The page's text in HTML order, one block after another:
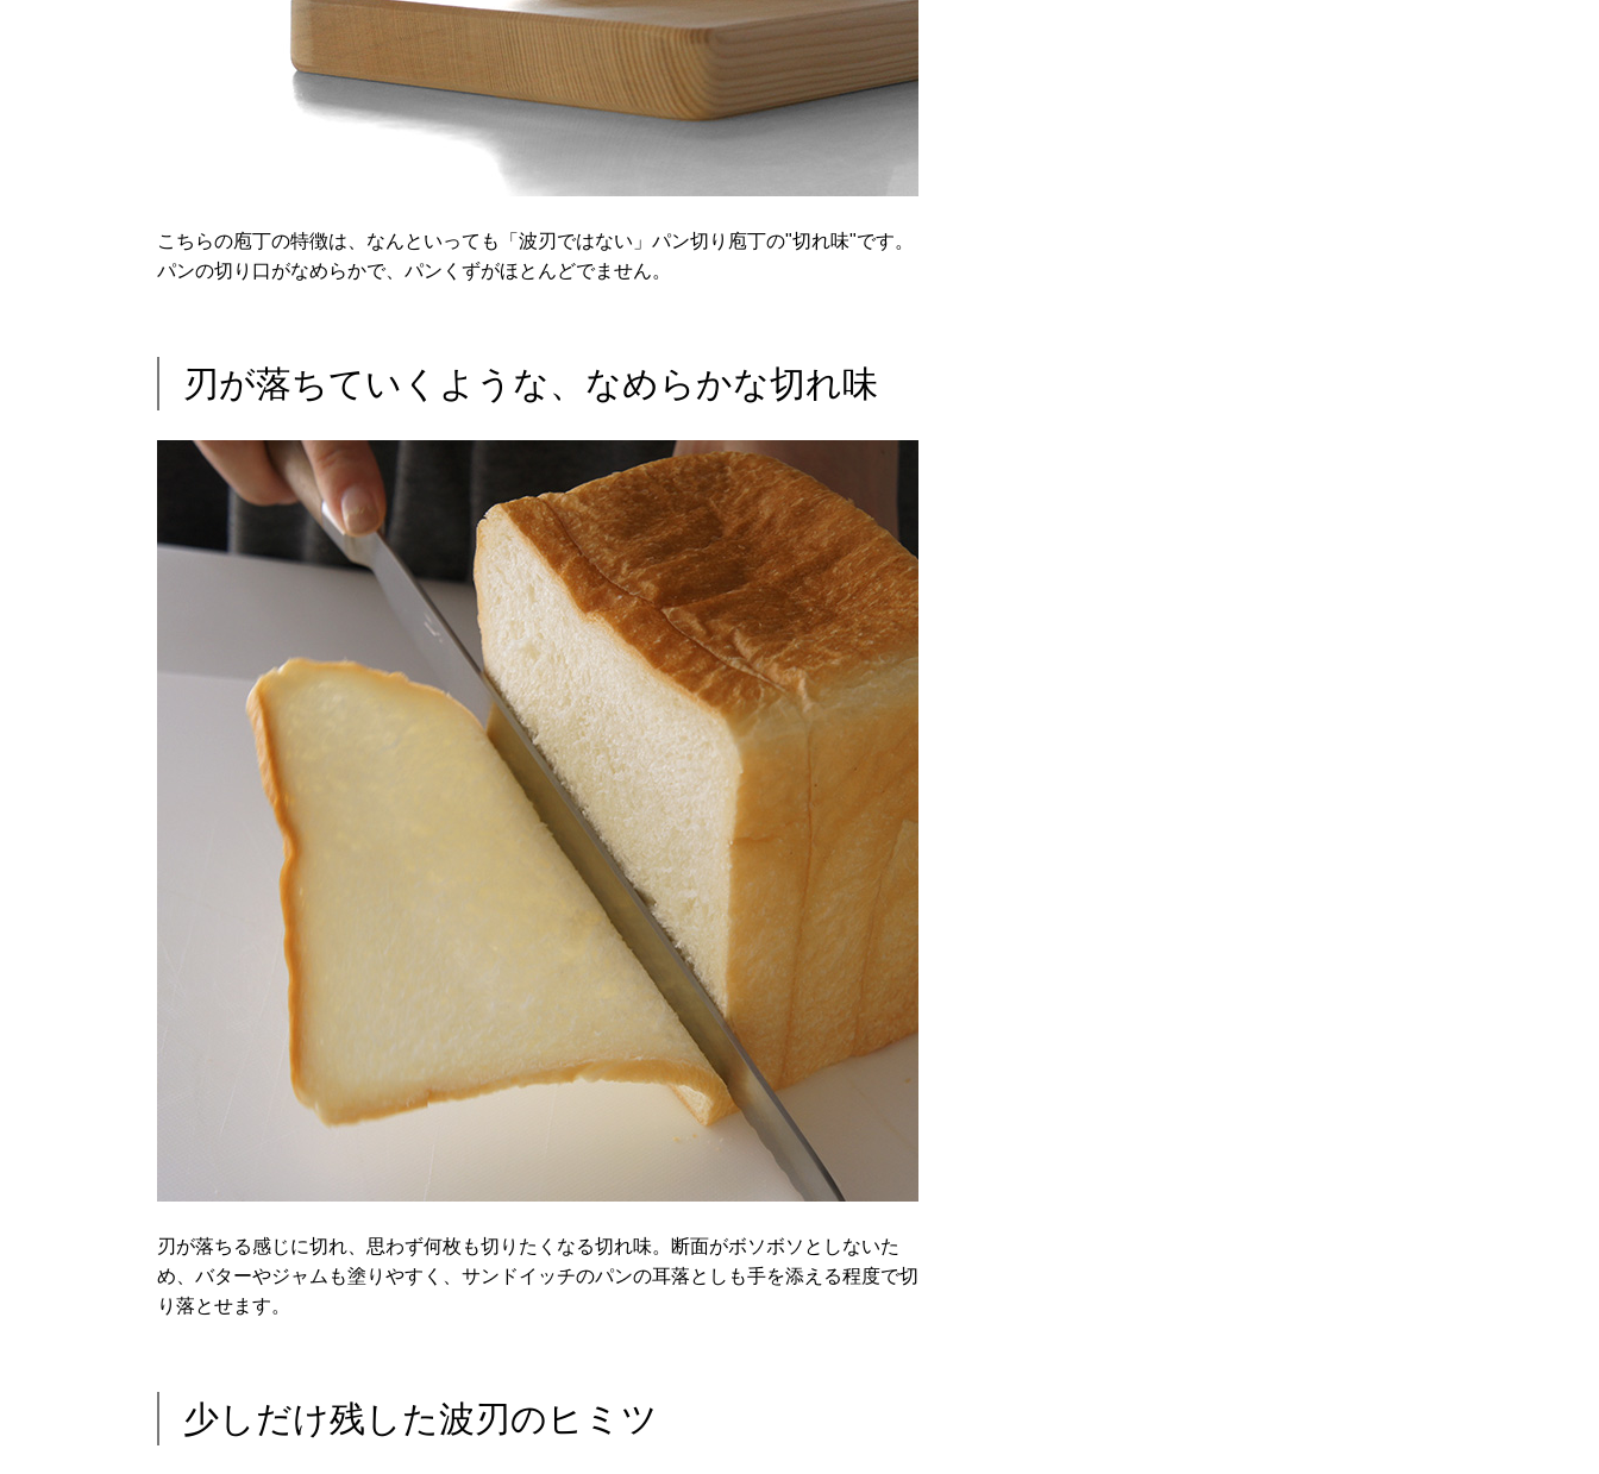
こちらの庖丁の特徴は、なんといっても「波刃ではない」パン切り庖丁の"切れ味"です。
パンの切り口がなめらかで、パンくずがほとんどでません。
刃が落ちていくような、なめらかな切れ味
刃が落ちる感じに切れ、思わず何枚も切りたくなる切れ味。断面がボソボソとしないた
め、バターやジャムも塗りやすく、サンドイッチのパンの耳落としも手を添える程度で切
り落とせます。
少しだけ残した波刃のヒミツ